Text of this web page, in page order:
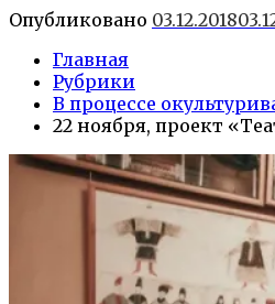
Опубликовано 03.12.2018
Главная
Рубрики
В процессе
22 ноября, проект